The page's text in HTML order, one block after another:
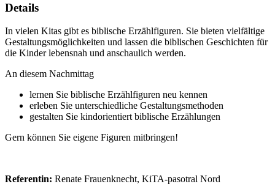
Details
In vielen Kitas gibt es biblische Erzählfiguren. Sie bieten vielfältige
Gestaltungsmöglichkeiten und lassen die biblischen Geschichten für
die Kinder lebensnah und anschaulich werden.
An diesem Nachmittag
lernen Sie biblische Erzählfiguren neu kennen
erleben Sie unterschiedliche Gestaltungsmethoden
gestalten Sie kindorientiert biblische Erzählungen
Gern können Sie eigene Figuren mitbringen!
Referentin: Renate Frauenknecht, KiTA-pasotral Nord